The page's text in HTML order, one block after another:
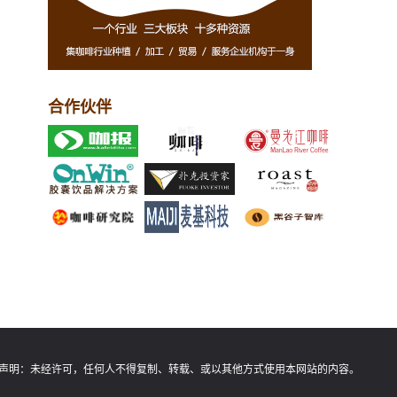
合作伙伴
明： 未经许可，任何人不得复制、转载、或以其他方式使用本网站的内容。